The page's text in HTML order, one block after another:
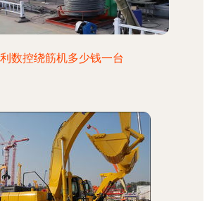
数控绕筋机多少钱一台